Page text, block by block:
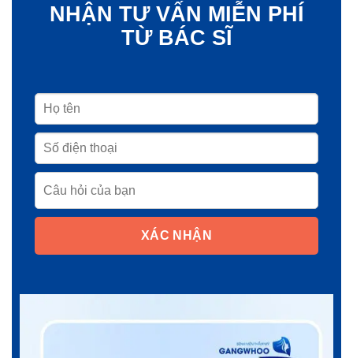
NHẬN TƯ VẤN MIỄN PHÍ
TỪ BÁC SĨ
XÁC NHẬN